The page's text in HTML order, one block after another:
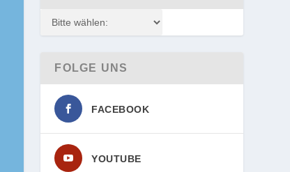
FOLGE UNS
FACEBOOK
YOUTUBE